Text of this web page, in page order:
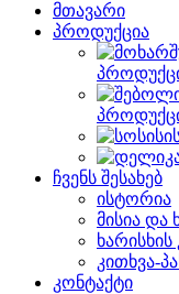
მთავარი
პროდუქცია
ჩვენს შესახებ
ისტორია
მისია და
კითხვა-
კონტაქტი